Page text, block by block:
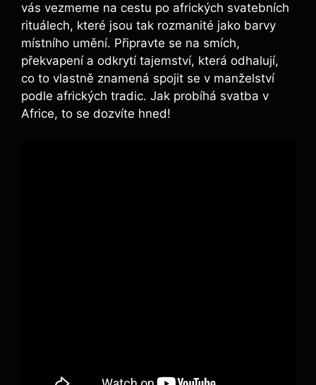
vás vezmeme na cestu po afrických svatebních
rituálech, které jsou tak rozmanité jako barvy
místního umění. Připravte se na smích,
překvapení a odkrytí tajemství, která odhalují,
co to vlastně znamená spojit se v manželství
podle afrických tradic. Jak probíhá svatba v
Africe, to se dozvíte hned!